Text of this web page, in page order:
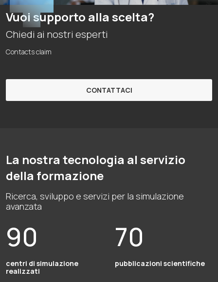
Vuoi supporto alla scelta?
Chiedi ai nostri esperti
Contacts claim
CONTATTACI
La nostra tecnologia al servizio
della formazione
Ricerca, sviluppo e servizi per la simulazione
avanzata
90
centri di simulazione
realizzati
70
pubblicazioni scientifiche